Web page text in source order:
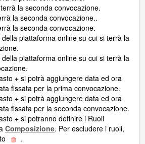
la seconda convocazione.
la seconda convocazione..
la seconda convocazione.
piattaforma online su cui si terrà la
piattaforma online su cui si terrà la
+ si potrà aggiungere data ed ora
fissata per la prima convocazione.
+ si potrà aggiungere data ed ora
fissata per la seconda convocazione.
+ si potranno definire i Ruoli
Composizione. Per escludere i ruoli,
.